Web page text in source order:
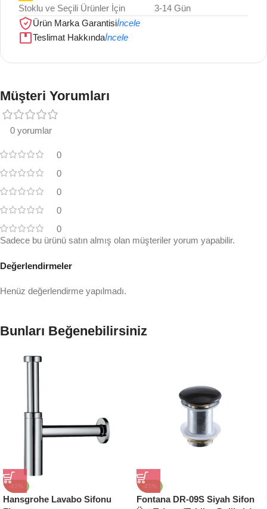
Stoklu ve Seçili Ürünler İçin
3-14 Gün
Ürün Marka Garantisiİncele
Teslimat Hakkındaİncele
Müşteri Yorumları
0 yorumlar
0
0
0
0
0
Değerlendirmeler
Henüz değerlendirme yapılmadı.
Sadece bu ürünü satın almış olan müşteriler yorum yapabilir.
Bunları Beğenebilirsiniz
-37%
Hansgrohe Lavabo Sifonu
-27%
Fontana DR-09S Siyah Sifon